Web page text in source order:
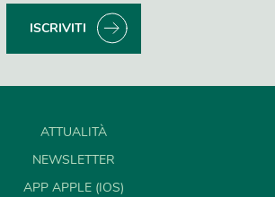
ISCRIVITI
ATTUALITÀ
NEWSLETTER
APP APPLE (IOS)